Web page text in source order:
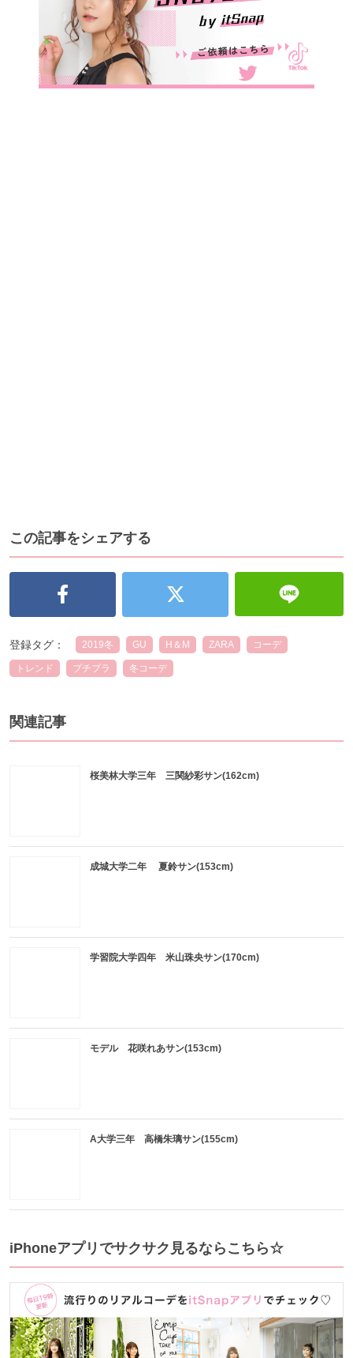
この記事をシェアする
登録タグ： 2019冬 GU H＆M ZARA コーデ
トレンド プチプラ 冬コーデ
関連記事
桜美林大学三年 三関紗彩サン(162cm)
成城大学二年 夏鈴サン(153cm)
学習院大学四年 米山珠央サン(170cm)
モデル 花咲れあサン(153cm)
A大学三年 高橋朱璃サン(155cm)
iPhoneアプリでサクサク見るならこちら☆